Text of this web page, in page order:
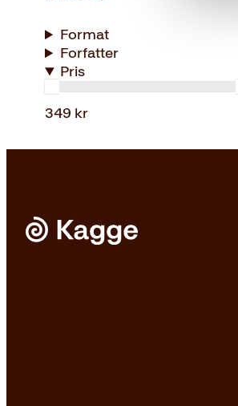
Format
Forfatter
Pris
349 kr